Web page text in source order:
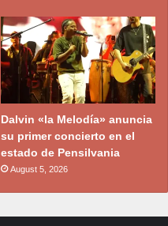
Dalvin «la Melodía» anuncia
su primer concierto en el
estado de Pensilvania
August 5, 2026